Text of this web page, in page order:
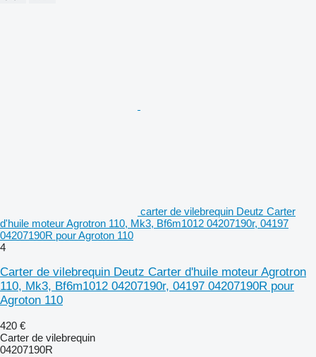
carter de vilebrequin Deutz Carter
d'huile moteur Agrotron 110, Mk3, Bf6m1012 04207190r, 04197
04207190R pour Agroton 110
4
Carter de vilebrequin Deutz Carter d'huile moteur Agrotron
110, Mk3, Bf6m1012 04207190r, 04197 04207190R pour
Agroton 110
420 €
Carter de vilebrequin
04207190R